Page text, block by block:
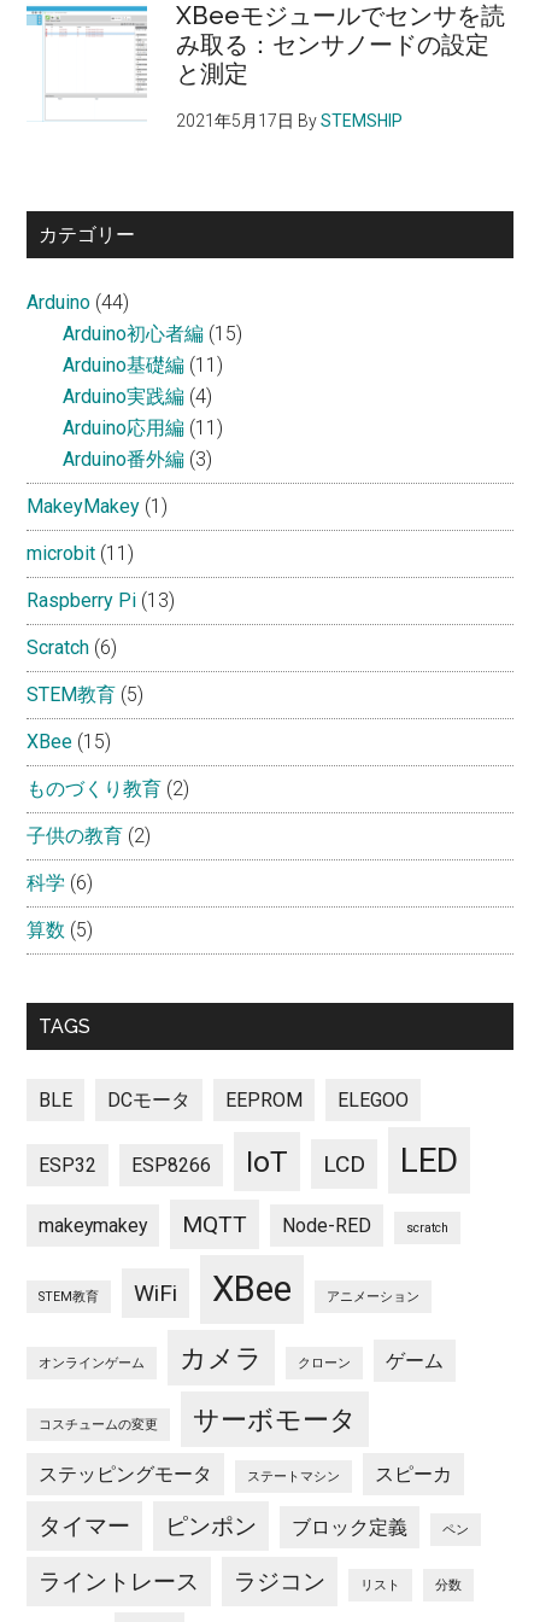
XBeeモジュールでセンサを読
み取る：センサノードの設定
と測定
2021年5月17日 BySTEMSHIP
カテゴリー
Arduino (44)
Arduino初心者編 (15)
Arduino基礎編 (11)
Arduino実践編 (4)
Arduino応用編 (11)
Arduino番外編 (3)
MakeyMakey (1)
microbit (11)
Raspberry Pi (13)
Scratch (6)
STEM教育 (5)
XBee (15)
ものづくり教育 (2)
子供の教育 (2)
科学 (6)
算数 (5)
TAGS
BLE DCモータ EEPROM ELEGOO
ESP32 ESP8266 IoT LCD LED
makeymakey MQTT Node-RED scratch
STEM教育 WiFi XBee アニメーション
オンラインゲーム カメラ クローン ゲーム
コスチュームの変更 サーボモータ
ステッピングモータ ステートマシン スピーカ
タイマー ピンポン ブロック定義 ペン
ライントレース ラジコン リスト 分数